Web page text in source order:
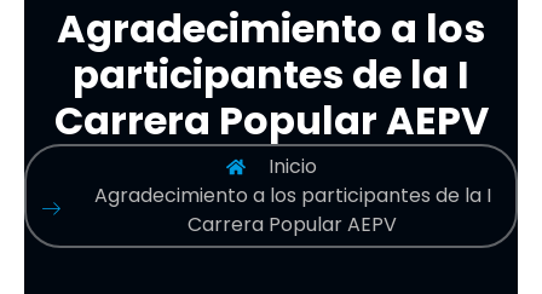
Agradecimiento a los
participantes de la I
Carrera Popular AEPV
Inicio
Agradecimiento a los participantes de la I
Carrera Popular AEPV